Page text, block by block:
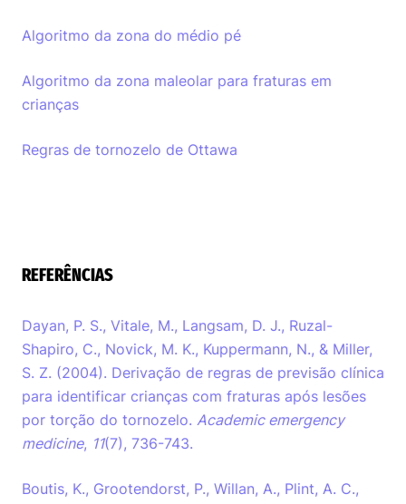
Algoritmo da zona do médio pé
Algoritmo da zona maleolar para fraturas em
crianças
Regras de tornozelo de Ottawa
REFERÊNCIAS
Dayan, P. S., Vitale, M., Langsam, D. J., Ruzal-
Shapiro, C., Novick, M. K., Kuppermann, N., & Miller,
S. Z. (2004). Derivação de regras de previsão clínica
para identificar crianças com fraturas após lesões
por torção do tornozelo. Academic emergency
medicine, 11(7), 736-743.
Boutis, K., Grootendorst, P., Willan, A., Plint, A. C.,